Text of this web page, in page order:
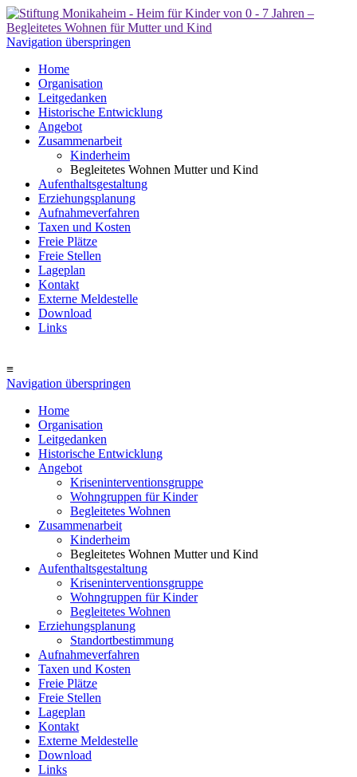
Navigation überspringen
Home
Organisation
Leitgedanken
Historische Entwicklung
Angebot
Zusammenarbeit
Kinderheim
Begleitetes Wohnen Mutter und Kind
Aufenthaltsgestaltung
Erziehungsplanung
Aufnahmeverfahren
Taxen und Kosten
Freie Plätze
Freie Stellen
Lageplan
Kontakt
Externe Meldestelle
Download
Links
≡
Navigation überspringen
Home
Organisation
Leitgedanken
Historische Entwicklung
Angebot
Kriseninterventionsgruppe
Wohngruppen für Kinder
Begleitetes Wohnen
Zusammenarbeit
Kinderheim
Begleitetes Wohnen Mutter und Kind
Aufenthaltsgestaltung
Kriseninterventionsgruppe
Wohngruppen für Kinder
Begleitetes Wohnen
Erziehungsplanung
Standortbestimmung
Aufnahmeverfahren
Taxen und Kosten
Freie Plätze
Freie Stellen
Lageplan
Kontakt
Externe Meldestelle
Download
Links